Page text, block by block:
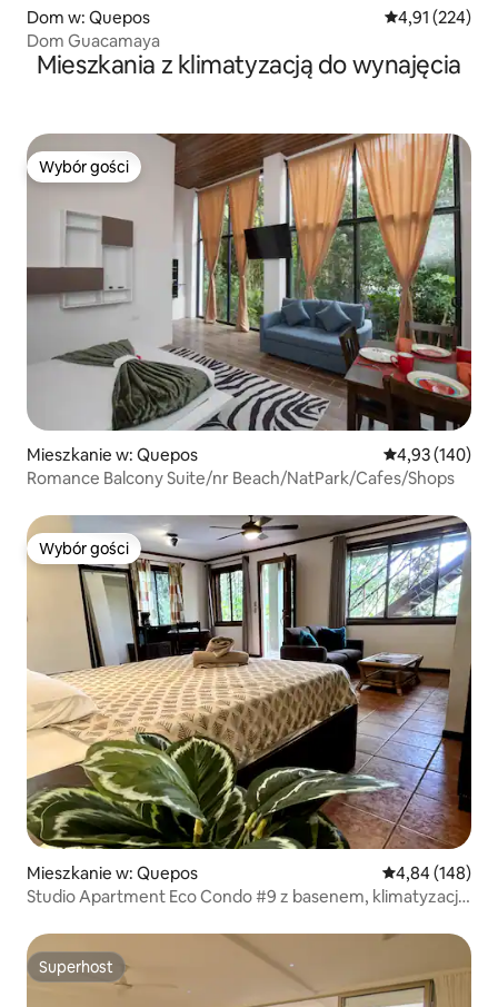
Dom w: Quepos Średnia
4,91 (224)
Dom Guacamaya
Mieszkania z klimatyzacją do wynajęcia
Wybór gości
Wybór gości
Mieszkanie w: Quepos Średnia
4,93 (140)
Romance Balcony Suite/nr Beach/NatPark/Cafes/Shops
Wybór gości
Wybór gości
Mieszkanie w: Quepos Średnia
4,84 (148)
Studio Apartment Eco Condo #9 z basenem, klimatyzacją
Superhost
Superhost